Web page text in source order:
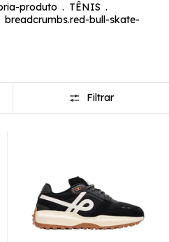
produto . TÊNIS .
breadcrumbs.red-bull-skate-
Filtrar